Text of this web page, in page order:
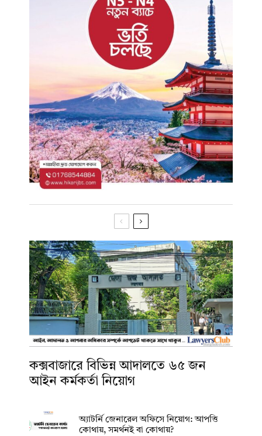
কক্সবাজারে বিভিন্ন আদালতে ৬৫ জন
আইন কর্মকর্তা নিয়োগ
অ্যাটর্নি জেনারেল অফিসে নিয়োগ: আপত্তি
কোথায়, সমর্থনই বা কোথায়?